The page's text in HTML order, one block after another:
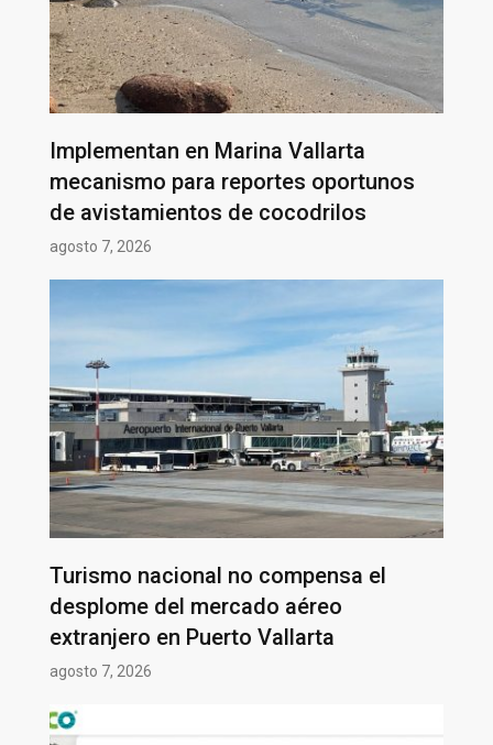
Implementan en Marina Vallarta
mecanismo para reportes oportunos
de avistamientos de cocodrilos
agosto 7, 2026
Turismo nacional no compensa el
desplome del mercado aéreo
extranjero en Puerto Vallarta
agosto 7, 2026